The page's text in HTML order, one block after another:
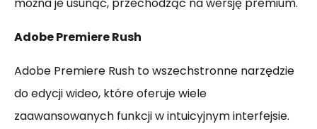
Adobe Premiere Rush
Adobe Premiere Rush to wszechstronne narzędzie
do edycji wideo, które oferuje wiele
zaawansowanych funkcji w intuicyjnym interfejsie.